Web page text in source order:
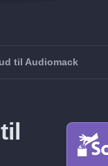
til Audiomack